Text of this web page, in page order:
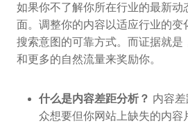
如果你不了解你所在行业的最新动
面。调整你的内容以适应行业的变
搜索意图的可靠方式。而证据就是
和更多的自然流量来奖励你。
什么是内容差距分析？ 内容
众想要但你网站上缺失的内容